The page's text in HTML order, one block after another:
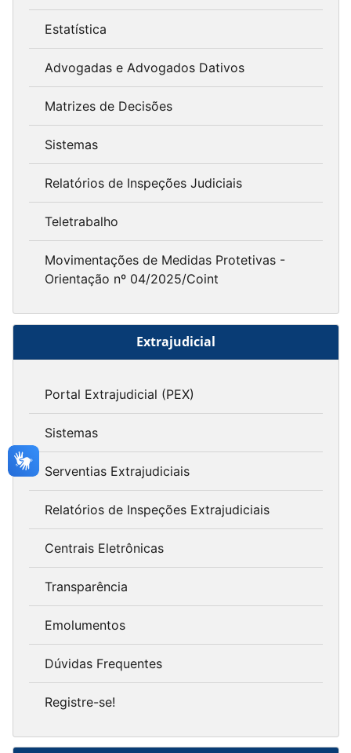
Estatística
Advogadas e Advogados Dativos
Matrizes de Decisões
Sistemas
Relatórios de Inspeções Judiciais
Teletrabalho
Movimentações de Medidas Protetivas -
Orientação nº 04/2025/Coint
Extrajudicial
Portal Extrajudicial (PEX)
Sistemas
Serventias Extrajudiciais
Relatórios de Inspeções Extrajudiciais
Centrais Eletrônicas
Transparência
Emolumentos
Dúvidas Frequentes
Registre-se!